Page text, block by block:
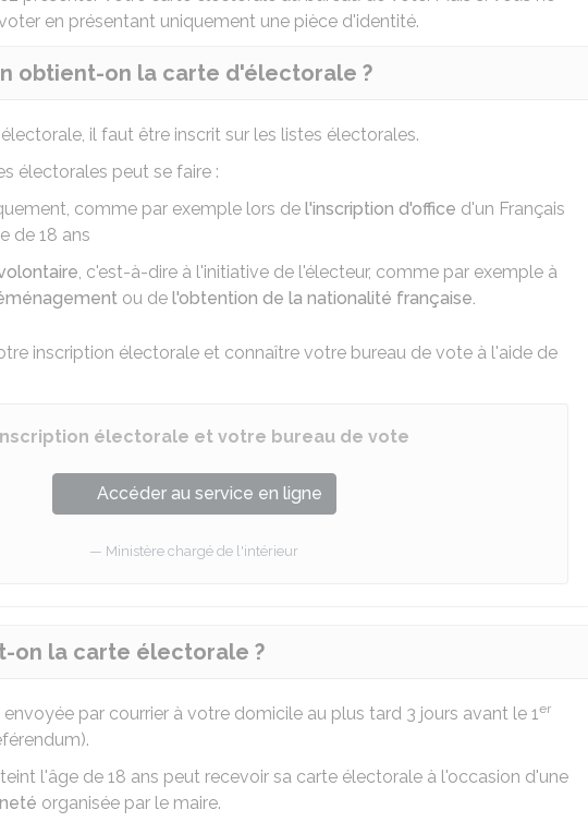
en présentant uniquement une pièce d'identité.
obtient-on la carte d'électorale ?
il faut être inscrit sur les listes électorales.
électorales peut se faire :
comme par exemple lors de l'inscription d'office d'un Français
de 18 ans
, c'est-à-dire à l'initiative de l'électeur, comme par exemple à
ou de l'obtention de la nationalité française.
inscription électorale et connaître votre bureau de vote à l'aide de
électorale et votre bureau de vote
Accéder au service en ligne
Ministère chargé de l'intérieur
on la carte électorale ?
par courrier à votre domicile au plus tard 3 jours avant le 1er
l'âge de 18 ans peut recevoir sa carte électorale à l'occasion d'une
organisée par le maire.